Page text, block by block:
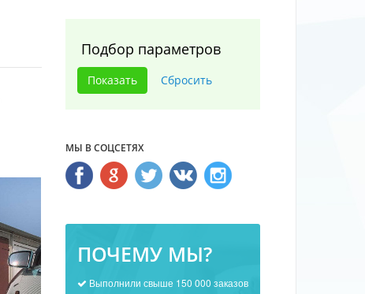
Подбор параметров
МЫ В СОЦСЕТЯХ
ПОЧЕМУ МЫ?
Выполнили свыше 150 000 заказов